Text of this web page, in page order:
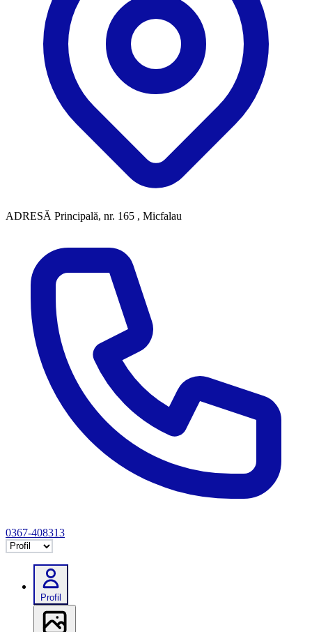
ADRESĂ Principală, nr. 165 , Micfalau
0367-408313
Selectează tab
Profil